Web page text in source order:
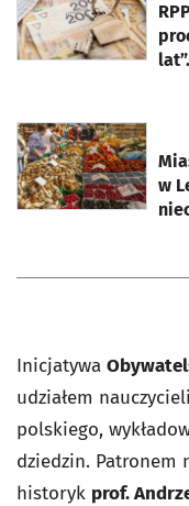
w
otworzy się w nowej
Inicjatywa
udziałem
polskiego,
dziedzin. Patronem
historyk prof.